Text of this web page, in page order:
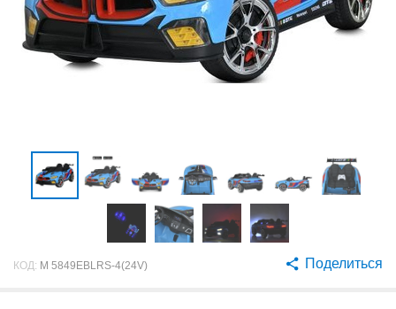
КОД: M 5849EBLRS-4(24V) Поделиться